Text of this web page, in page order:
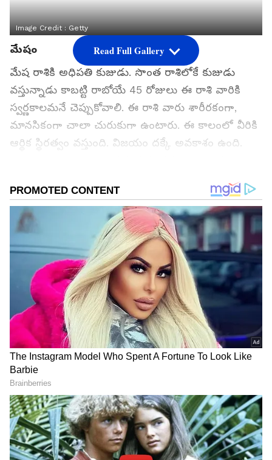
Image Credit :Getty
మేషం
మేష రాశికి అధిపతి కుజుడు. సొంత రాశిలోకే కుజుడు
వస్తున్నాడు కాబట్టి రాబోయే 45 రోజులు ఈ రాశి వారికి
స్వర్ణకాలమనే చెప్పుకోవాలి. ఈ రాశి వారు శారీరకంగా,
మానసికంగా చాలా చురుకుగా ఉంటారు. ఈ కాలంలో వీరికి
ఆర్థిక స్థిరత్వం వస్తుంది. విజయం దక్కే అవకాశం ఉంది.
మంచి సమయం. కొత్త బాధ్యతలు కూడా చేపడతారు.
భూమి, ఆస్తికి సంబంధించిన వివాదాలు ఒక ముగింపకు
వచ్చే అవకాశాలు ఉన్నాయి. కొత్త ఇల్లు కొనుగోలు
చేయవచ్చు.
గూగుల్‌లో ఆసక్తికరమైన సమాచారం కోసం ఏసియానెట్ తెలుగు
ను మీ ఫ్రిఫర్డ్ సోర్స్ గా ఎంచుకోండి
Read Full Gallery